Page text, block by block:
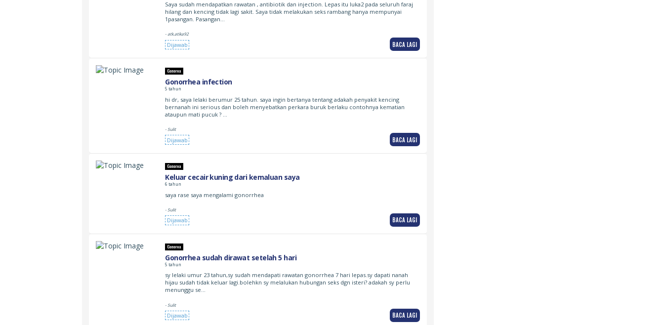
Saya sudah mendapatkan rawatan , antibiotik dan injection. Lepas itu luka2 pada seluruh faraj
hilang dan kencing tidak lagi sakit. Saya tidak melakukan seks rambang hanya mempunyai
1pasangan. Pasangan…
- atk.atika92
Dijawab BACA LAGI
Gonorea
Gonorrhea infection
5 tahun
hi dr, saya lelaki berumur 25 tahun. saya ingin bertanya tentang adakah penyakit kencing
bernanah ini serious dan boleh menyebatkan perkara buruk berlaku contohnya kematian
ataupun mati pucuk ? …
- Sulit
Dijawab BACA LAGI
Gonorea
Keluar cecair kuning dari kemaluan saya
6 tahun
saya rase saya mengalami gonorrhea
- Sulit
Dijawab BACA LAGI
Gonorea
Gonorrhea sudah dirawat setelah 5 hari
5 tahun
sy lelaki umur 23 tahun,sy sudah mendapati rawatan gonorrhea 7 hari lepas.sy dapati nanah
hijau sudah tidak keluar lagi.bolehkn sy melalukan hubungan seks dgn isteri? adakah sy perlu
menunggu se…
- Sulit
Dijawab BACA LAGI